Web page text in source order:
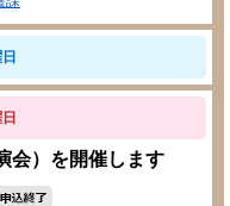
会）を開催します